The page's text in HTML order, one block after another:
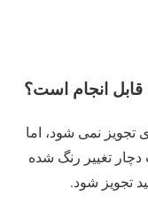
قابل انجام است؟
تجویز نمی شود، اما
تغییر رنگ شده
تجویز شود.